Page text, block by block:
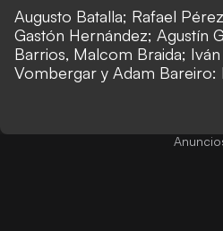
Augusto Batalla; Rafael
Gastón Hernández; Agustín
Barrios, Malcom Braida;
Vombergar y Adam Bareiro: